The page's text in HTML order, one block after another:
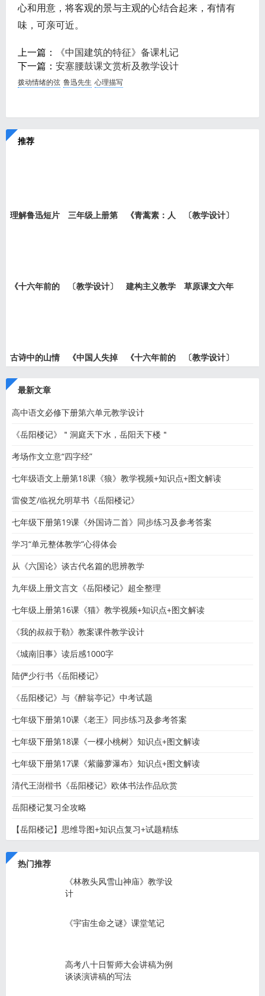
心和用意，将客观的景与主观的心结合起来，有情有
味，可亲可近。
上一篇：
《中国建筑的特征》备课札记
下一篇： 安塞腰鼓课文赏析及教学设计
拨动情绪的弦 鲁迅先生 心理描写
推荐
理解鲁迅短片
三年级上册第
《青蒿素：人
〔教学设计〕
《十六年前的
〔教学设计〕
建构主义教学
草原课文六年
古诗中的山情
《中国人失掉
《十六年前的
〔教学设计〕
最新文章
高中语文必修下册第六单元教学设计
《岳阳楼记》＂洞庭天下水，岳阳天下楼＂
考场作文立意“四字经”
七年级语文上册第18课《狼》教学视频+知识点+图文解读
雷俊芝/临祝允明草书《岳阳楼记》
七年级下册第19课《外国诗二首》同步练习及参考答案
学习“单元整体教学”心得体会
从《六国论》谈古代名篇的思辨教学
九年级上册文言文《岳阳楼记》超全整理
七年级上册第16课《猫》教学视频+知识点+图文解读
《我的叔叔于勒》教案课件教学设计
《城南旧事》读后感1000字
陆俨少行书《岳阳楼记》
《岳阳楼记》与《醉翁亭记》中考试题
七年级下册第10课《老王》同步练习及参考答案
七年级下册第18课《一棵小桃树》知识点+图文解读
七年级下册第17课《紫藤萝瀑布》知识点+图文解读
清代王澍楷书《岳阳楼记》欧体书法作品欣赏
岳阳楼记复习全攻略
【岳阳楼记】思维导图+知识点复习+试题精练
热门推荐
《林教头风雪山神庙》教学设
计
《宇宙生命之谜》课堂笔记
高考八十日誓师大会讲稿为例
谈谈演讲稿的写法